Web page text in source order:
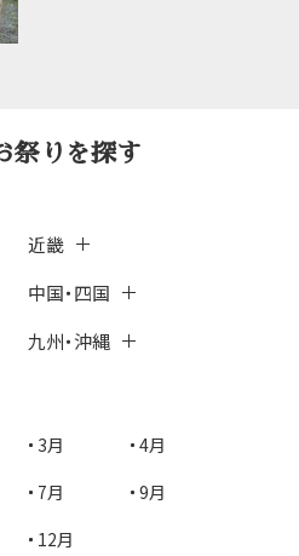
祭りを探す
近畿
中国・四国
九州・沖縄
3月
4月
7月
9月
12月